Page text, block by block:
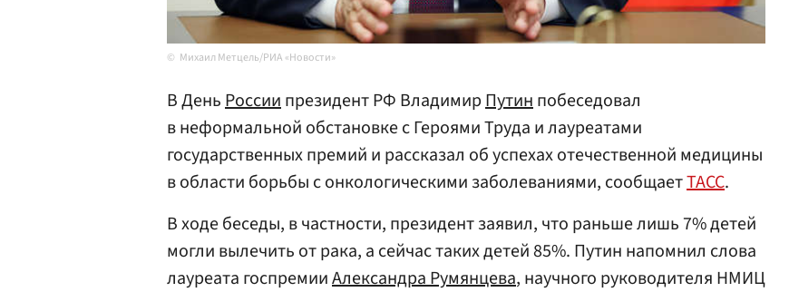
Михаил Метцель/РИА «Новости»
В ДеньРоссиипрезидент РФ ВладимирПутинпобеседовал
в неформальной обстановке с Героями Труда и лауреатами
государственных премий и рассказал об успехах отечественной медицины
в области борьбы с онкологическими заболеваниями, сообщаетТАСС.
В ходе беседы, в частности, президент заявил, что раньше лишь 7% детей
могли вылечить от рака, а сейчас таких детей 85%. Путин напомнил слова
лауреата госпремииАлександра Румянцева, научного руководителя НМИЦ